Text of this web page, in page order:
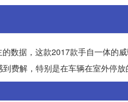
数据，这款2017款手自一体的
费解，特别是在车辆在室外停放